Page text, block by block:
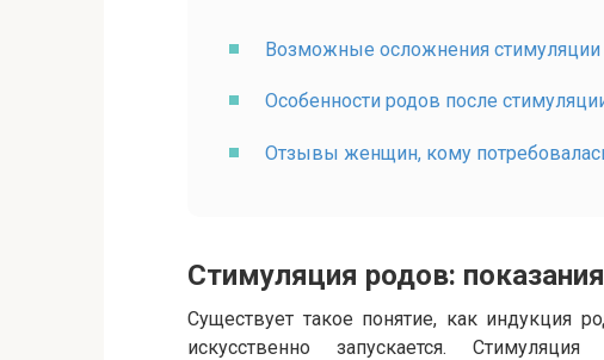
Возможные осложнения стимуляции
Особенности родов после
Отзывы женщин, кому
Стимуляция родов:
Существует такое понятие, как индукция
искусственно запускается.